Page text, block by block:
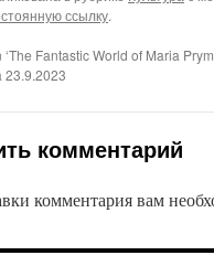
ссылку.
Fantastic World of Maria
23.9.2023
комментарий
комментария вам